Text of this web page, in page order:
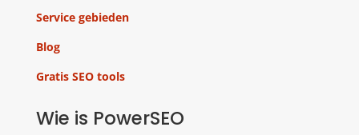
Service gebieden
Blog
Gratis SEO tools
Wie is PowerSEO